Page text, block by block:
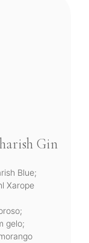
Gin
Blue;
Xarope
gelo;